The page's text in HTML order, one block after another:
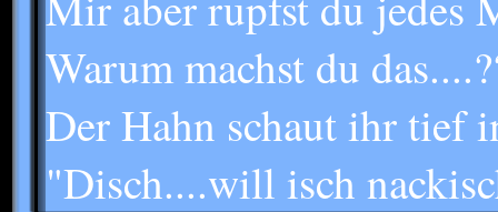
Warum machst du
Der Hahn schaut ihr tief
"Disch....will isch